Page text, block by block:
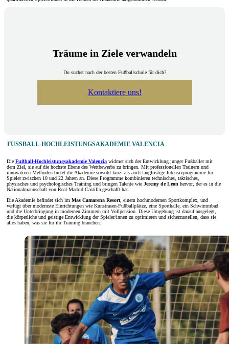
Träume in Ziele verwandeln
Du suchst nach der besten Fußballschule für dich?
Kontaktiere uns!
FUSSBALL-HOCHLEISTUNGSAKADEMIE VALENCIA
Die Fußball-Hochleistungsakademie Valencia widmet sich der Entwicklung junger Fußballer mit
dem Ziel, sie auf die höchste Ebene des Wettbewerbs zu bringen. Mit professionellen Trainern und
innovativen Methoden bietet die Akademie sowohl kurz- als auch langfristige Intensivprogramme für
Spieler zwischen 10 und 22 Jahren an. Diese Programme kombinieren technisches, taktisches,
physisches und psychologisches Training und bringen Talente wie Jeremy de Leon hervor, der es in die
Nationalmannschaft von Real Madrid Castilla geschafft hat.
Die Akademie befindet sich im Mas Camarena Resort, einem hochmodernen Sportkomplex, und
verfügt über modernste Einrichtungen wie Kunstrasen-Fußballplätze, eine Sporthalle, ein Schwimmbad
und die Unterbringung in modernen Zimmern mit Vollpension. Diese Umgebung ist darauf ausgelegt,
die körperliche und geistige Entwicklung der Spieler/innen zu optimieren und sicherzustellen, dass sie
alles haben, was sie für ihr Training brauchen.